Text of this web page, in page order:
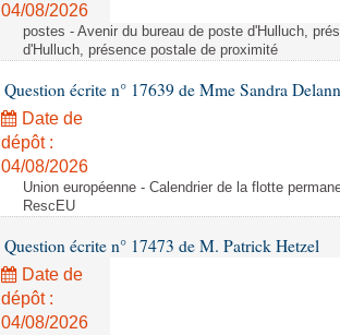
04/08/2026
postes - Avenir du bureau de poste d'Hulluch,
d'Hulluch, présence postale de proximité
Question écrite n° 17639 de Mme Sandra
Date de
dépôt :
04/08/2026
Union européenne - Calendrier de la flotte
RescEU
Question écrite n° 17473 de M. Patrick Hetzel
Date de
dépôt :
04/08/2026